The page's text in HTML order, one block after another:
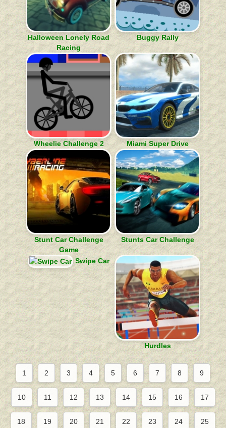
Halloween Lonely Road
Racing
Buggy Rally
Wheelie Challenge 2 Miami Super Drive
Stunt Car Challenge
Game
Stunts Car Challenge
Swipe Car
Hurdles
1 2 3 4 5 6 7 8 9
10 11 12 13 14 15 16 17
18 19 20 21 22 23 24 25